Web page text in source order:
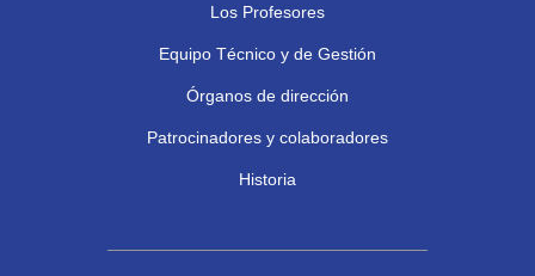
Los Profesores
Equipo Técnico y de Gestión
Órganos de dirección
Patrocinadores y colaboradores
Historia